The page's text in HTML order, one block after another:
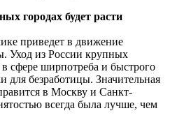
городах будет расти
приведет в движение
Уход из России крупных
сфере ширпотреба и быстрого
для безработицы. Значительная
в Москву и Санкт-
всегда была лучше, чем